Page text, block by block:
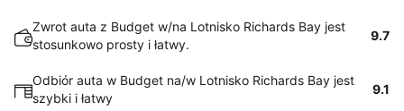
Zwrot auta z Budget w/na Lotnisko Richards Bay jest
stosunkowo prosty i łatwy.
9.7
Odbiór auta w Budget na/w Lotnisko Richards Bay jest
szybki i łatwy
9.1